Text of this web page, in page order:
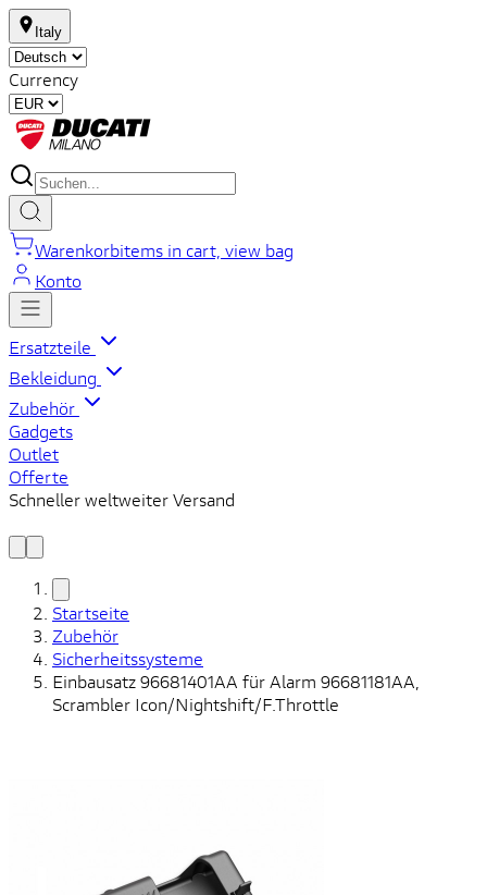
Italy
Currency
Warenkorbitems in cart, view bag
Konto
Ersatzteile
Bekleidung
Zubehör
Gadgets
Outlet
Offerte
Schneller weltweiter Versand
Startseite
Zubehör
Sicherheitssysteme
Einbausatz 96681401AA für Alarm 96681181AA,
Scrambler Icon/Nightshift/F.Throttle